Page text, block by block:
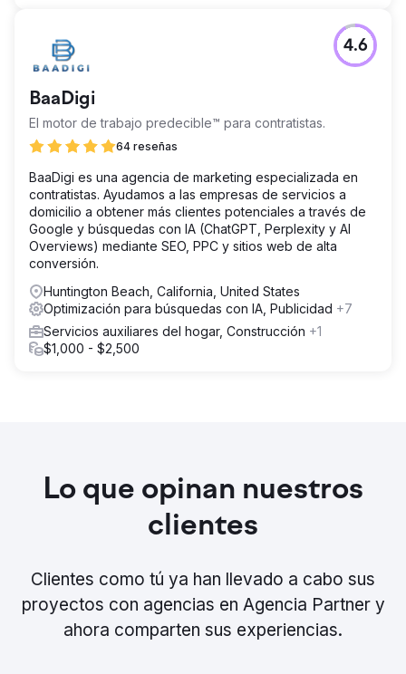
BaaDigi
El motor de trabajo predecible™ para contratistas.
64 reseñas
4.6
BaaDigi es una agencia de marketing especializada en
contratistas. Ayudamos a las empresas de servicios a
domicilio a obtener más clientes potenciales a través de
Google y búsquedas con IA (ChatGPT, Perplexity y AI
Overviews) mediante SEO, PPC y sitios web de alta
conversión.
Huntington Beach, California, United States
Optimización para búsquedas con IA, Publicidad +7
Servicios auxiliares del hogar, Construcción +1
$1,000 - $2,500
Lo que opinan nuestros
clientes
Clientes como tú ya han llevado a cabo sus
proyectos con agencias en Agencia Partner y
ahora comparten sus experiencias.